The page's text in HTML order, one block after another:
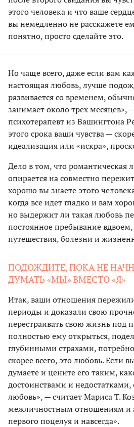
этого человека и что ваше
вы немедленно не расскажете
понятно, просто сделайте это.
Но чаще всего, даже если вам
настоящая любовь, лучше
развивается со временем,
занимает около трех месяцев»,
психотерапевт из Вашингтона
этого срока ваши чувства —
идеализация или «искра»,
Дело в том, что романтическая
опирается на совместно
хорошо вы знаете этого
когда все идет гладко и вам
но выдержит ли такая любовь
постоянное пребывание
путешествия, болезни и
ПОДОЖДИТЕ, ПОКА НЕ
ДУМАТЬ «МЫ» ВМЕСТО «Я»
Итак, ваши отношения
периоды и доказали свою
перестраивать свою жизнь под
полностью ему открыться,
глубинными страхами,
скорее всего, это любовь. Если
думаете и цените его таким,
достоинствами и недостатками,
любовь», — считает Мариса Т.
межличностным отношениям и
первого поцелуя и навсегда».